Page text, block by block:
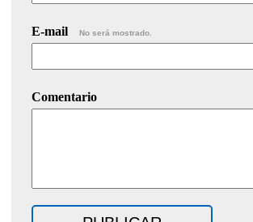
E-mail No será mostrado.
Comentario